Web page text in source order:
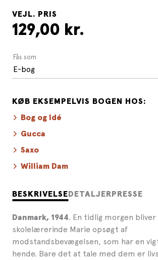
BESKRIVELSE DETALJER PRESSE
Danmark, 1944. En tidlig morgen bliver
skolelærerinde Marie opsøgt af
modstandsbevægelsen, som har en
hende. Bare det at tale med dem er
VEJL. PRIS
129,00 kr.
Fås som
E-bog
KØB EKSEMPELVIS BOGEN HOS:
Bog og Idé
Gucca
Saxo
William Dam